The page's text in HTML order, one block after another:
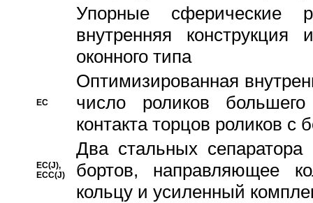
Упорные сферические
внутренняя
оконного типа
EC
Oптимизированная
число роликов
контакта торцов роликов с
EC(J),
ECC(J)
Два стальных сепаратора
бортов, направляющее
кольцу и усиленный